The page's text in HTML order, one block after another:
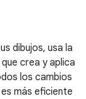
dibujos, usa la
que crea y aplica
los cambios
es más eficiente